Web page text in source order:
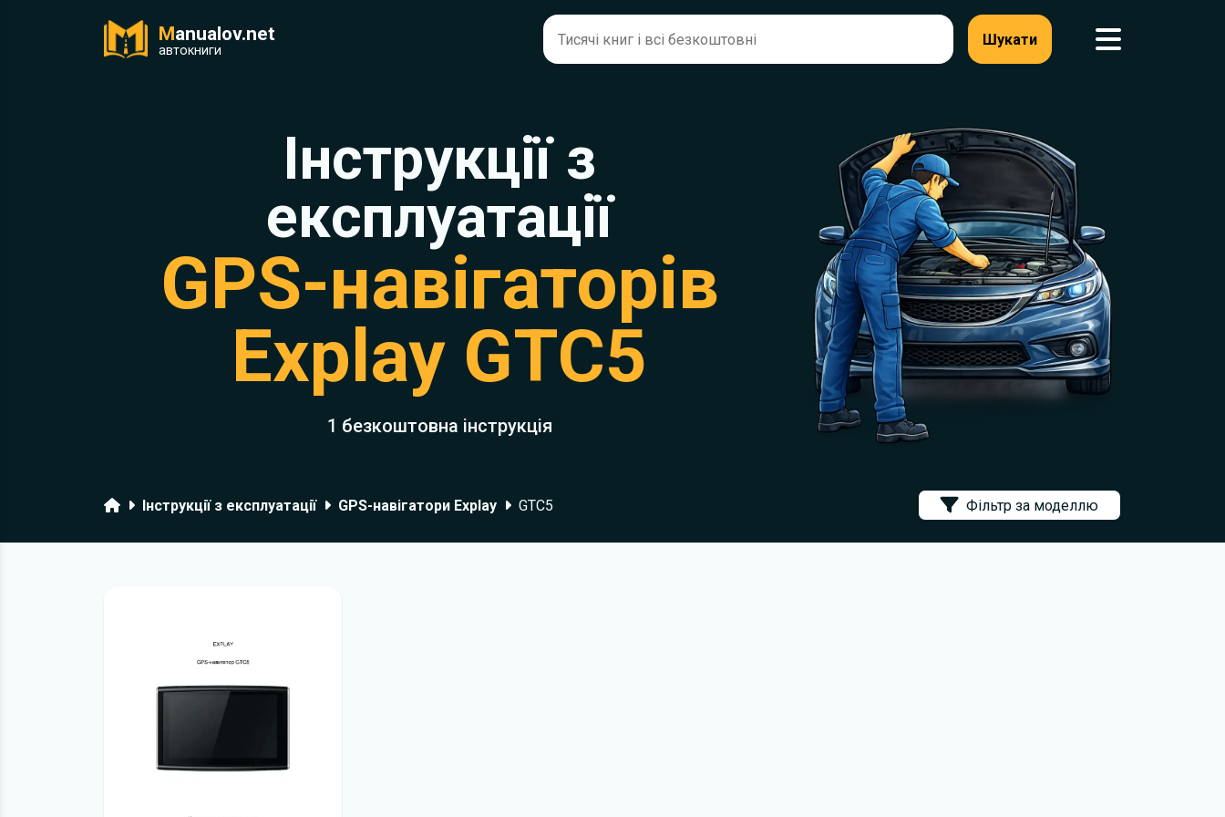
Manualov.net
автокниги
Шукати
Інструкції з
експлуатації
GPS-навігаторів
Explay GTC5
1 безкоштовна інструкція
ГоловнаІнструкції з експлуатації GPS-навігатори Explay GTC5 Фільтр за моделлю